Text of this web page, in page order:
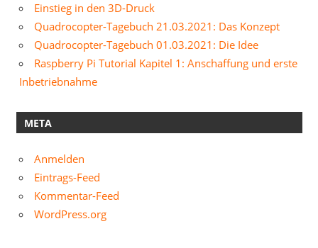
Einstieg in den 3D-Druck
Quadrocopter-Tagebuch 21.03.2021: Das Konzept
Quadrocopter-Tagebuch 01.03.2021: Die Idee
Raspberry Pi Tutorial Kapitel 1: Anschaffung und erste
Inbetriebnahme
META
Anmelden
Eintrags-Feed
Kommentar-Feed
WordPress.org